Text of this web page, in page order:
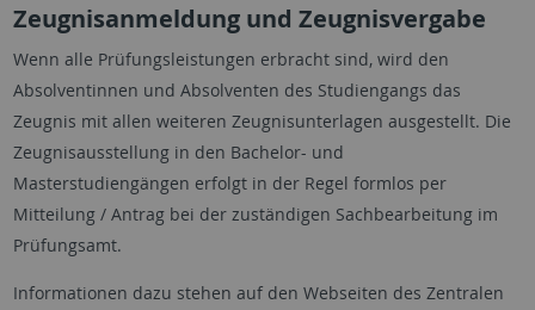
Zeugnisanmeldung und Zeugnisvergabe
Wenn alle Prüfungsleistungen erbracht sind, wird den
Absolventinnen und Absolventen des Studiengangs das
Zeugnis mit allen weiteren Zeugnisunterlagen ausgestellt. Die
Zeugnisausstellung in den Bachelor- und
Masterstudiengängen erfolgt in der Regel formlos per
Mitteilung / Antrag bei der zuständigen Sachbearbeitung im
Prüfungsamt.
Informationen dazu stehen auf den Webseiten des Zentralen